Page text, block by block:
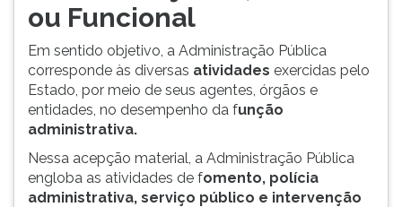
ou Funcional
Em sentido objetivo, a Administração Pública
corresponde às diversas atividades exercidas pelo
Estado, por meio de seus agentes, órgãos e
entidades, no desempenho da função
administrativa.
Nessa acepção material, a Administração Pública
engloba as atividades de fomento, polícia
administrativa, serviço público e intervenção